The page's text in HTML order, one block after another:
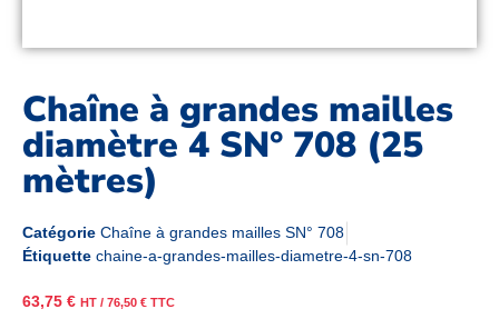
Chaîne à grandes mailles
diamètre 4 SN° 708 (25
mètres)
Catégorie Chaîne à grandes mailles SN° 708
Étiquette chaine-a-grandes-mailles-diametre-4-sn-708
63,75 € HT / 76,50 € TTC